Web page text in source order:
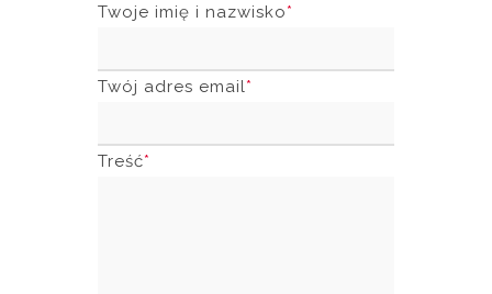
Twoje imię i nazwisko*
Twój adres email*
Treść*